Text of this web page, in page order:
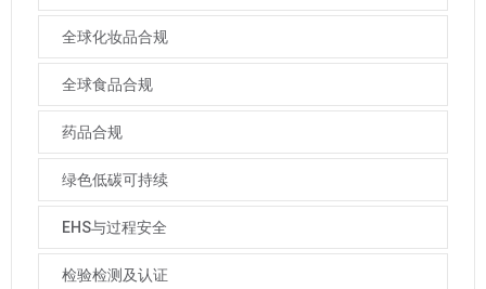
全球化妆品合规
全球食品合规
药品合规
绿色低碳可持续
EHS与过程安全
检验检测及认证